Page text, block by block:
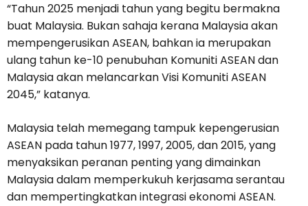
“Tahun 2025 menjadi tahun yang begitu bermakna
buat Malaysia. Bukan sahaja kerana Malaysia akan
mempengerusikan ASEAN, bahkan ia merupakan
ulang tahun ke-10 penubuhan Komuniti ASEAN dan
Malaysia akan melancarkan Visi Komuniti ASEAN
2045,” katanya.
Malaysia telah memegang tampuk kepengerusian
ASEAN pada tahun 1977, 1997, 2005, dan 2015, yang
menyaksikan peranan penting yang dimainkan
Malaysia dalam memperkukuh kerjasama serantau
dan mempertingkatkan integrasi ekonomi ASEAN.